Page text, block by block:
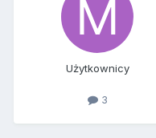
Użytkownicy
3